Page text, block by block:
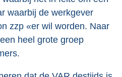
waarbij de werkgever
zzp «er wil worden. Naar
heel grote groep